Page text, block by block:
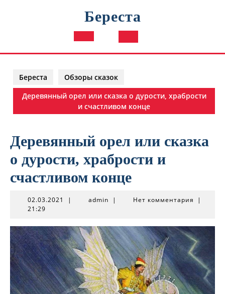
Береста
Кнопка
Береста
Обзоры сказок
Деревянный орел или сказка о дурости, храбрости
и счастливом конце
Деревянный орел или сказка
о дурости, храбрости и
счастливом конце
02.03.2021 02.03.2021
| adminadmin
| Нет комментария
|
21:29